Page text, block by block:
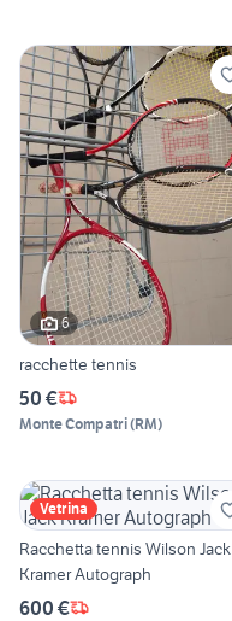
6
racchette tennis
50 €
Monte Compatri(RM)
Vetrina
Racchetta tennis Wilson Jack
Kramer Autograph
600 €